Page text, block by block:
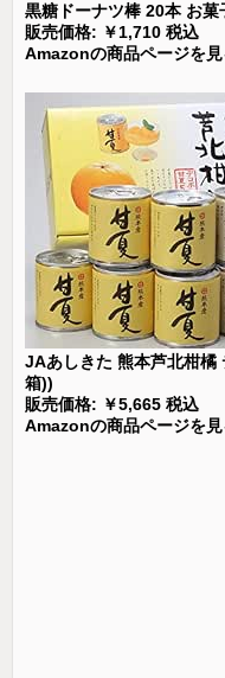
黒糖ドーナツ棒 20本 お
販売価格: ￥1,710 税込
Amazonの商品ページを
JAあしきた 熊本芦北柑橘
箱))
販売価格: ￥5,665 税込
Amazonの商品ページを